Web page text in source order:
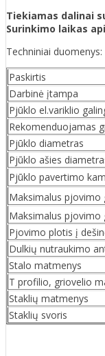
Tiekiamas dalinai
Surinkimo laikas
Techniniai duomenys:
Paskirtis
Darbinė įtampa
Pjūklo el.variklio
Rekomenduojamas
Pjūklo diametras
Pjūklo ašies
Pjūklo pavertimo
Maksimalus pjovimo
Maksimalus pjovimo
Pjovimo plotis į
Dulkių nutraukimo
Stalo matmenys
T profilio, griovelio
Staklių matmenys
Staklių svoris